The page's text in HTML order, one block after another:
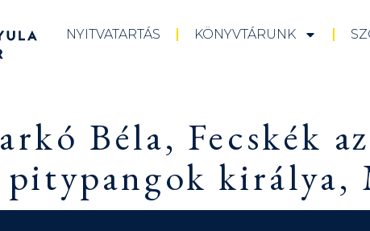
NYITVATARTÁS KÖNYVTÁRUNK
Béla, Fecskék
királya,